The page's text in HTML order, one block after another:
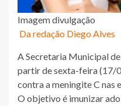
Imagem divulgação
Da redação Diego Alves
A Secretaria Municipal
partir de sexta-feira (17/
contra a meningite C nas
O objetivo é imunizar